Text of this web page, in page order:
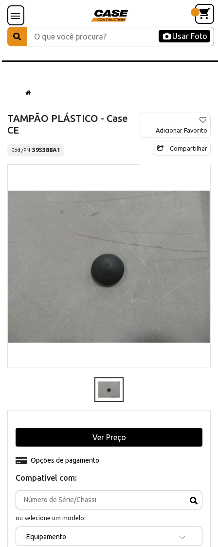
Usar Foto
TAMPÃO PLÁSTICO - Case
CE
Cód./PN 395388A1
Adicionar Favorito
Compartilhar
Compativel com:
ou selecione um modelo:
Equipamento
Opções de pagamento
Ver Preço